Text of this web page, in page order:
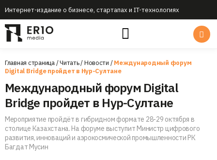
Интернет-издание о бизнесе, стартапах и IT-технологиях
Главная страница/Читать/Новости /Международный форум
Digital Bridge пройдет в Нур-Султане
Международный форум Digital
Bridge пройдет в Нур-Султане
Мероприятие пройдёт в гибридном формате 28-29 октября в
столице Казахстана. На форуме выступит Министр цифрового
развития, инноваций и аэрокосмической промышленности РК
Багдат Мусин